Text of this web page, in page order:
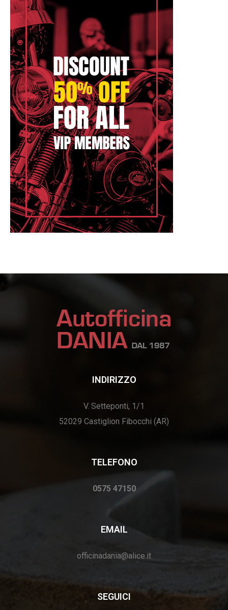
INDIRIZZO
V. Setteponti, 1/1
52029 Castiglion Fibocchi (AR)
TELEFONO
0575 47150
EMAIL
officinadania@alice.it
SEGUICI